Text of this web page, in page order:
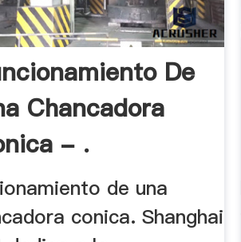
De
Chancadora
- .
de una
conica. Shanghai